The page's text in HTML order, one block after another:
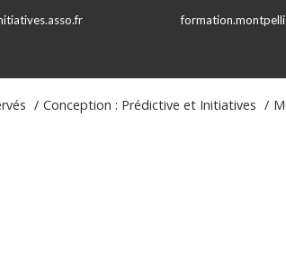
Conception : Prédictive et Initiatives